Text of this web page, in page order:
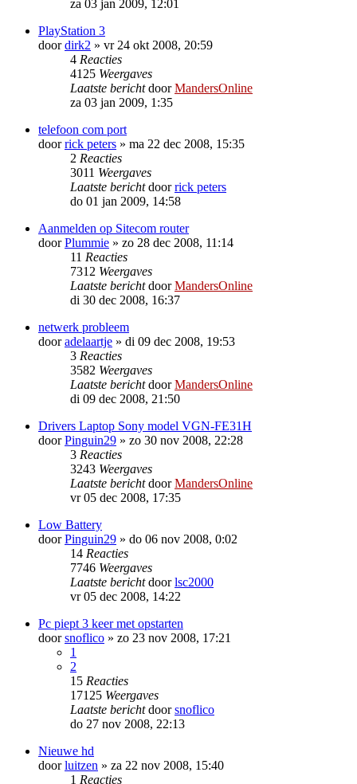
za 03 jan 2009, 12:01
PlayStation 3
doordirk2 » vr 24 okt 2008, 20:59
4 Reacties
4125 Weergaves
Laatste berichtdoorMandersOnline
za 03 jan 2009, 1:35
telefoon com port
doorrick peters » ma 22 dec 2008, 15:35
2 Reacties
3011 Weergaves
Laatste berichtdoorrick peters
do 01 jan 2009, 14:58
Aanmelden op Sitecom router
doorPlummie » zo 28 dec 2008, 11:14
11 Reacties
7312 Weergaves
Laatste berichtdoorMandersOnline
di 30 dec 2008, 16:37
netwerk probleem
dooradelaartje » di 09 dec 2008, 19:53
3 Reacties
3582 Weergaves
Laatste berichtdoorMandersOnline
di 09 dec 2008, 21:50
Drivers Laptop Sony model VGN-FE31H
doorPinguin29 » zo 30 nov 2008, 22:28
3 Reacties
3243 Weergaves
Laatste berichtdoorMandersOnline
vr 05 dec 2008, 17:35
Low Battery
doorPinguin29 » do 06 nov 2008, 0:02
14 Reacties
7746 Weergaves
Laatste berichtdoorlsc2000
vr 05 dec 2008, 14:22
Pc piept 3 keer met opstarten
doorsnoflico » zo 23 nov 2008, 17:21
1
2
15 Reacties
17125 Weergaves
Laatste berichtdoorsnoflico
do 27 nov 2008, 22:13
Nieuwe hd
doorluitzen » za 22 nov 2008, 15:40
1 Reacties